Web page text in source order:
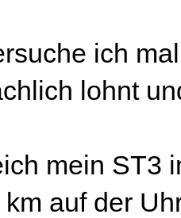
ich
lohnt
mein ST3
auf der